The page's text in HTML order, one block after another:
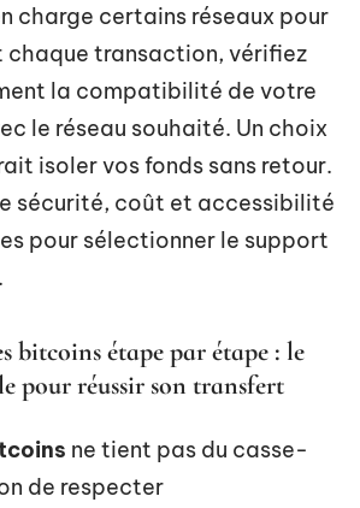
charge certains réseaux pour
chaque transaction, vérifiez
la compatibilité de votre
le réseau souhaité. Un choix
isoler vos fonds sans retour.
sécurité, coût et accessibilité
pour sélectionner le support
bitcoins étape par étape : le
pour réussir son transfert
ne tient pas du casse-
de respecter